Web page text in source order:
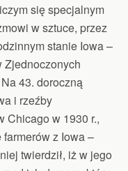
się specjalnym
w sztuce, przez
stanie Iowa –
Zjednoczonych
43. doroczną
i rzeźby
Chicago w 1930 r.,
farmerów z Iowa –
twierdził, iż w jego